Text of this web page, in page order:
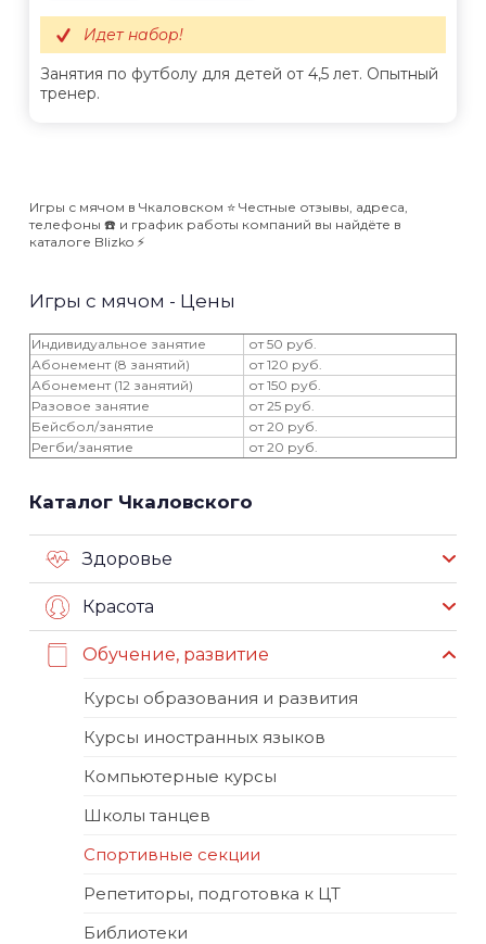
Занятия по футболу для детей от 4,5 лет. Опытный
тренер.
Идет набор!
Игры с мячом в Чкаловском ⭐️ Честные отзывы, адреса,
телефоны ☎️ и график работы компаний вы найдёте в
каталоге Blizko ⚡️
Игры с мячом - Цены
Индивидуальное занятие
от 50 руб.
Абонемент (8 занятий)
от 120 руб.
Абонемент (12 занятий)
от 150 руб.
Разовое занятие
от 25 руб.
Бейсбол/занятие
от 20 руб.
Регби/занятие
от 20 руб.
Каталог Чкаловского
Здоровье
Красота
Обучение, развитие
Курсы образования и развития
Курсы иностранных языков
Компьютерные курсы
Школы танцев
Спортивные секции
Репетиторы, подготовка к ЦТ
Библиотеки